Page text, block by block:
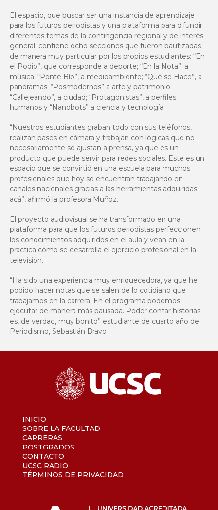
El espacio, que buscar ser una instancia de aprendizaje
para los futuros periodistas y una plataforma para difundir
diferentes temas de la contingencia regional y de interés
general, contiene ocho secciones que fueron bautizadas
de manera muy particular por los propios estudiantes: “En
el Podio”, que corresponde a deporte; “En la Nota”, a
música; “Ponte Bío”, a medioambiente; “Qué se Hace”, a
panoramas; “Posmodernos” a arte y patrimonio;
“Callejeando”, a ciudad; “Protagonistas”, a perfiles
humanos y “Nanobots” a ciencia y tecnología.
“Nuestros estudiantes graban todo con sus teléfonos,
realizan pases en cámara y trabajan con lógicas que no
necesariamente se ajustan a prensa, ya que es un
producto que puede servir para redes sociales. Este es un
espacio que se convirtió en una escuela para muchos
profesionales que hoy se encuentran trabajando en
canales nacionales gracias a las herramientas adquiridas
acá”, afirmó la profesora Muñoz.
El proyecto audiovisual se ha transformado en una
plataforma para que los futuros periodistas perfeccionen
los conocimientos adquiridos en el aula y vean en la
práctica cómo se desarrolla el ejercicio profesional en la
televisión.
“Ha sido una experiencia muy enriquecedora, ya que he
podido hacer notas que se salen de lo cotidiano que
trabajamos en la carrera. En el programa podemos
ejecutar de manera más pausada. Poder contar historias
es, de verdad, muy bonito” estudiante de cuarto año de
Periodismo, Sebastián Bravo
INICIO
SOBRE LA FACULTAD
CARRERAS
POSTGRADOS
CONTACTO
UCSC RADIO
TÉRMINOS DE PRIVACIDAD